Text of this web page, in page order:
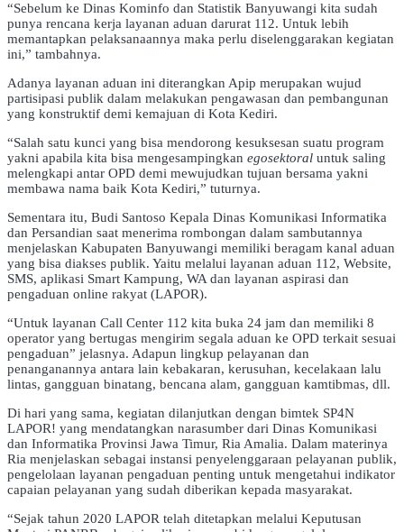
“Sebelum ke Dinas Kominfo dan Statistik Banyuwangi kita sudah
punya rencana kerja layanan aduan darurat 112. Untuk lebih
memantapkan pelaksanaannya maka perlu diselenggarakan kegiatan
ini,” tambahnya.
Adanya layanan aduan ini diterangkan Apip merupakan wujud
partisipasi publik dalam melakukan pengawasan dan pembangunan
yang konstruktif demi kemajuan di Kota Kediri.
“Salah satu kunci yang bisa mendorong kesuksesan suatu program
yakni apabila kita bisa mengesampingkan egosektoral untuk saling
melengkapi antar OPD demi mewujudkan tujuan bersama yakni
membawa nama baik Kota Kediri,” tuturnya.
Sementara itu, Budi Santoso Kepala Dinas Komunikasi Informatika
dan Persandian saat menerima rombongan dalam sambutannya
menjelaskan Kabupaten Banyuwangi memiliki beragam kanal aduan
yang bisa diakses publik. Yaitu melalui layanan aduan 112, Website,
SMS, aplikasi Smart Kampung, WA dan layanan aspirasi dan
pengaduan online rakyat (LAPOR).
“Untuk layanan Call Center 112 kita buka 24 jam dan memiliki 8
operator yang bertugas mengirim segala aduan ke OPD terkait sesuai
pengaduan” jelasnya. Adapun lingkup pelayanan dan
penanganannya antara lain kebakaran, kerusuhan, kecelakaan lalu
lintas, gangguan binatang, bencana alam, gangguan kamtibmas, dll.
Di hari yang sama, kegiatan dilanjutkan dengan bimtek SP4N
LAPOR! yang mendatangkan narasumber dari Dinas Komunikasi
dan Informatika Provinsi Jawa Timur, Ria Amalia. Dalam materinya
Ria menjelaskan sebagai instansi penyelenggaraan pelayanan publik,
pengelolaan layanan pengaduan penting untuk mengetahui indikator
capaian pelayanan yang sudah diberikan kepada masyarakat.
“Sejak tahun 2020 LAPOR telah ditetapkan melalui Keputusan